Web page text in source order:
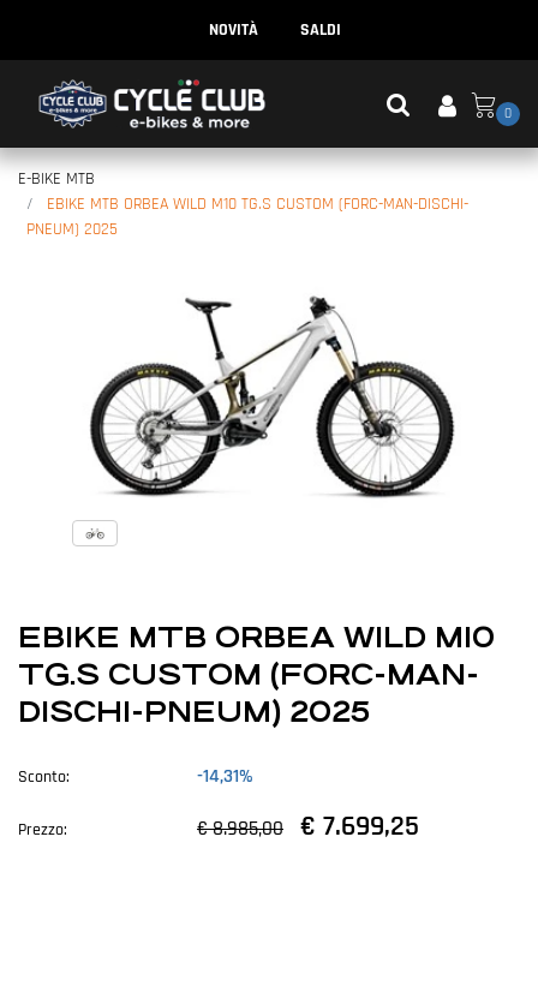
NOVITÀ SALDI
0
E-BIKE MTB
EBIKE MTB ORBEA WILD M10 TG.S CUSTOM (FORC-MAN-DISCHI-
PNEUM) 2025
EBIKE MTB ORBEA WILD M10
TG.S CUSTOM (FORC-MAN-
DISCHI-PNEUM) 2025
Sconto: -14,31%
Prezzo: € 8.985,00 € 7.699,25